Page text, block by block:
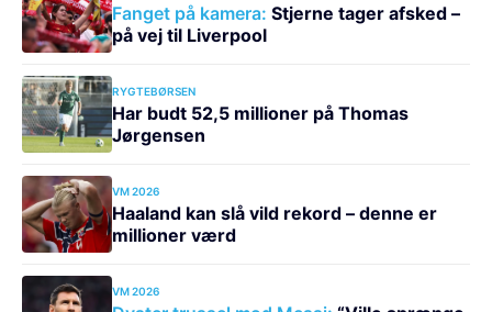
Fanget på kamera: Stjerne tager afsked –
på vej til Liverpool
RYGTEBØRSEN
Har budt 52,5 millioner på Thomas
Jørgensen
VM 2026
Haaland kan slå vild rekord – denne er
millioner værd
VM 2026